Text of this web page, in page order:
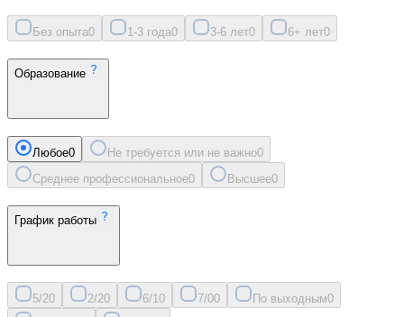
Без опыта0 1-3 года0 3-6 лет0 6+ лет0
Образование
Любое0 Не требуется или не важно0
Среднее профессиональное0 Высшее0
График работы
5/20 2/20 6/10 7/00 По выходным0